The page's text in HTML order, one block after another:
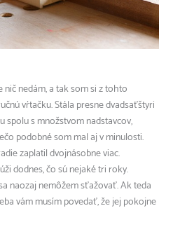
nič nedám, a tak som si z tohto
vŕtačku. Stála presne dvadsaťštyri
spolu s množstvom nadstavcov,
podobné som mal aj v minulosti.
zaplatil dvojnásobne viac.
dodnes, čo sú nejaké tri roky.
naozaj nemôžem sťažovať. Ak teda
vám musím povedať, že jej pokojne